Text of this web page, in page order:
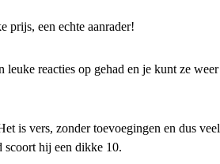
prijs, een echte aanrader!
leuke reacties op gehad en je kunt ze weer
is vers, zonder toevoegingen en dus veel
scoort hij een dikke 10.